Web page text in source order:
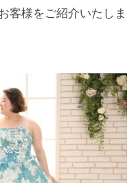
客様をご紹介いたしま